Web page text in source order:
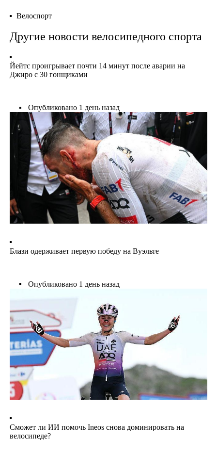
Велоспорт
Другие новости велосипедного спорта
Йейтс проигрывает почти 14 минут после аварии на
Джиро с 30 гонщиками
Опубликовано 1 день назад
Блази одерживает первую победу на Вуэльте
Опубликовано 1 день назад
Сможет ли ИИ помочь Ineos снова доминировать на
велосипеде?